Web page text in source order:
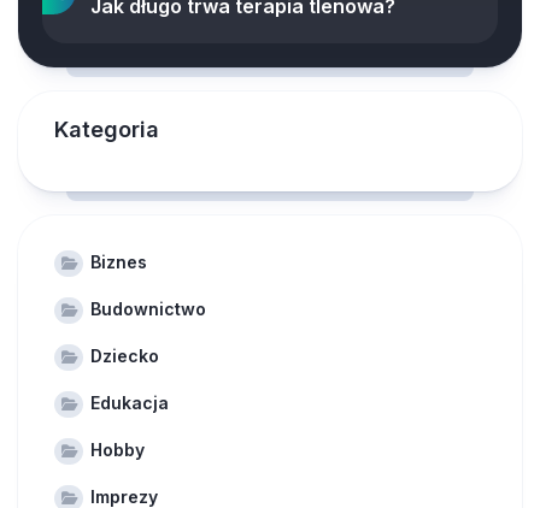
Jak długo trwa terapia tlenowa?
Kategoria
Biznes
Budownictwo
Dziecko
Edukacja
Hobby
Imprezy